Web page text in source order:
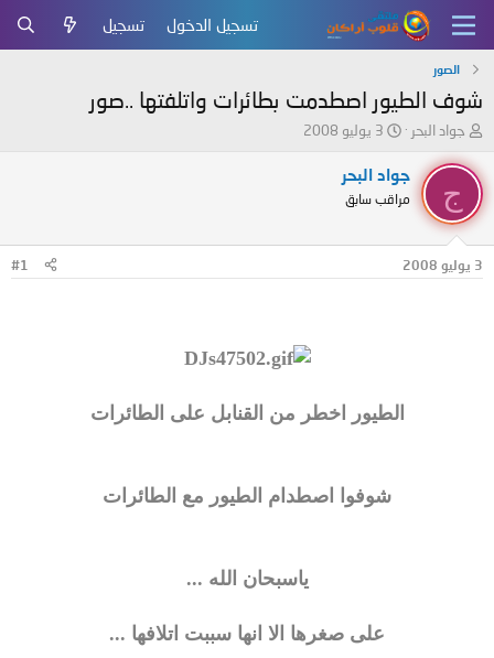
تسجيل الدخول تسجيل
الصور
شوف الطيور اصطدمت بطائرات واتلفتها ..صور
ب
د
ئ
ل
م
و
جواد البحر
ت
خ
ل
3 يوليو 2008
ج
جواد البحر
مراقب سابق
3 يوليو 2008 #1
الطيور اخطر من القنابل على الطائرات‎
شوفوا اصطدام الطيور مع الطائرات
ياسبحان الله ...
على صغرها الا انها سببت اتلافها ...